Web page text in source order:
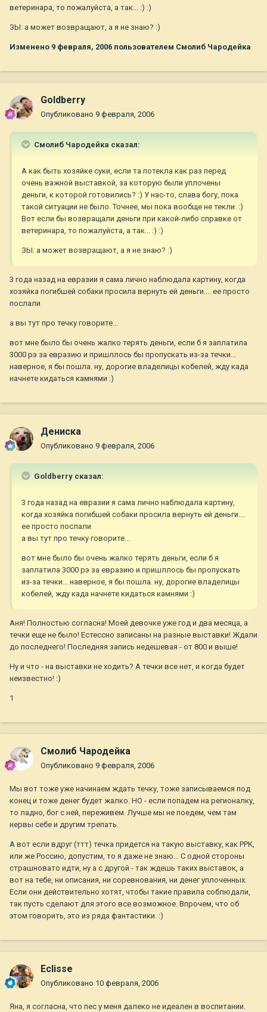
ветеринара, то пожалуйста, а так... :) :)
ЗЫ: а может возвращают, а я не знаю? :)
Изменено 9 февраля, 2006 пользователем Смолиб Чародейка
Goldberry
Опубликовано 9 февраля, 2006
Смолиб Чародейка сказал:
А как быть хозяйке суки, если та потекла как раз перед
очень важной выставкой, за которую были уплочены
деньги, к которой готовились? :) У нас-то, слава богу, пока
такой ситуации не было. Точнее, мы пока вообще не текли. :)
Вот если бы возвращали деньги при какой-либо справке от
ветеринара, то пожалуйста, а так... :) :)
ЗЫ: а может возвращают, а я не знаю? :)
3 года назад на евразии я сама лично наблюдала картину, когда
хозяйка погибшей собаки просила вернуть ей деньги.... ее просто
послали
а вы тут про течку говорите...
вот мне было бы очень жалко терять деньги, если б я заплатила
3000 рэ за евразию и пришллось бы пропускать из-за течки...
наверное, я бы пошла. ну, дорогие владелицы кобелей, жду када
начнете кидаться камнями :)
Дениска
Опубликовано 9 февраля, 2006
Goldberry сказал:
3 года назад на евразии я сама лично наблюдала картину,
когда хозяйка погибшей собаки просила вернуть ей деньги....
ее просто послали
а вы тут про течку говорите...
вот мне было бы очень жалко терять деньги, если б я
заплатила 3000 рэ за евразию и пришллось бы пропускать
из-за течки... наверное, я бы пошла. ну, дорогие владелицы
кобелей, жду када начнете кидаться камнями :)
Аня! Полностью согласна! Моей девочке уже год и два месяца, а
течки еще не было! Естессно записаны на разные выставки! Ждали
до последнего! Последняя запись недешевая - от 800 и выше!
Ну и что - на выставки не ходить? А течки все нет, и когда будет
неизвестно! :)
1
Смолиб Чародейка
Опубликовано 9 февраля, 2006
Мы вот тоже уже начинаем ждать течку, тоже записываемся под
конец и тоже денег будет жалко. НО - если попадем на регионалку,
то ладно, бог с ней, переживем. Лучше мы не поедем, чем там
нервы себе и другим трепать.
А вот если вдруг (ттт) течка придется на такую выставку, как РРК,
или же Россию, допустим, то я даже не знаю... С одной стороны
страшновато идти, ну а с другой - так ждешь таких выставок, а
вот на тебе, ни описания, ни соревнования, ни денег уплоченных.
Если они действительно хотят, чтобы такие правила соблюдали,
так пусть сделают для этого все возможное. Впрочем, что об
этом говорить, это из ряда фантастики. :)
Eclisse
Опубликовано 10 февраля, 2006
Яна, я согласна, что пес у меня далеко не идеален в воспитании.